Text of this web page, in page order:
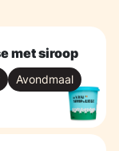
met siroop
Avondmaal